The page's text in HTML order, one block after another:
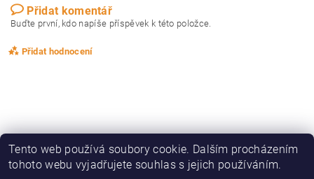
Přidat komentář
Buďte první, kdo napíše příspěvek k této položce.
Přidat hodnocení
Heureka.cz | OBLEČENÍ, OBUV
Tento web používá soubory cookie. Dalším procházením
tohoto webu vyjadřujete souhlas s jejich používáním.